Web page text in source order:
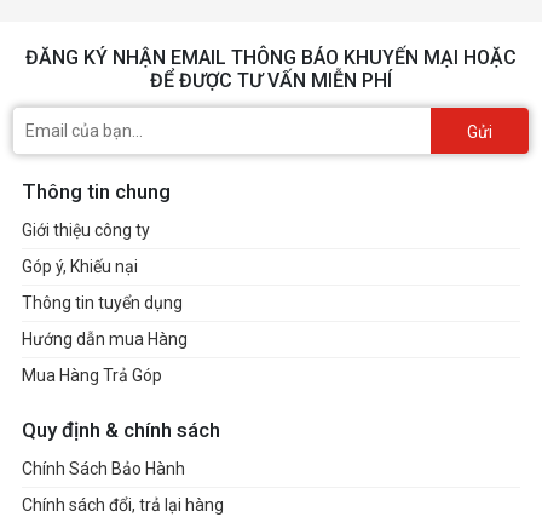
ĐĂNG KÝ NHẬN EMAIL THÔNG BÁO KHUYẾN MẠI HOẶC
ĐỂ ĐƯỢC TƯ VẤN MIỄN PHÍ
Gửi
Thông tin chung
Giới thiệu công ty
Góp ý, Khiếu nại
Thông tin tuyển dụng
Hướng dẫn mua Hàng
Mua Hàng Trả Góp
Quy định & chính sách
Chính Sách Bảo Hành
Chính sách đổi, trả lại hàng